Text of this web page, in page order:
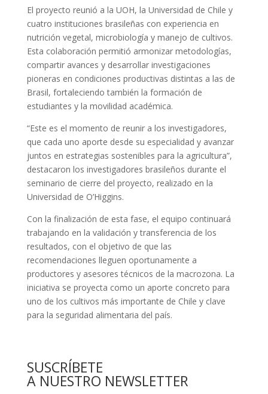
El proyecto reunió a la UOH, la Universidad de Chile y
cuatro instituciones brasileñas con experiencia en
nutrición vegetal, microbiología y manejo de cultivos.
Esta colaboración permitió armonizar metodologías,
compartir avances y desarrollar investigaciones
pioneras en condiciones productivas distintas a las de
Brasil, fortaleciendo también la formación de
estudiantes y la movilidad académica.
“Este es el momento de reunir a los investigadores,
que cada uno aporte desde su especialidad y avanzar
juntos en estrategias sostenibles para la agricultura”,
destacaron los investigadores brasileños durante el
seminario de cierre del proyecto, realizado en la
Universidad de O’Higgins.
Con la finalización de esta fase, el equipo continuará
trabajando en la validación y transferencia de los
resultados, con el objetivo de que las
recomendaciones lleguen oportunamente a
productores y asesores técnicos de la macrozona. La
iniciativa se proyecta como un aporte concreto para
uno de los cultivos más importante de Chile y clave
para la seguridad alimentaria del país.
SUSCRÍBETE
A NUESTRO NEWSLETTER